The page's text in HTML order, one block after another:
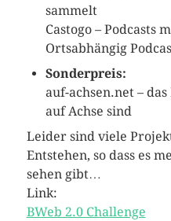
sammelt
Castogo – Podcasts
Ortsabhängig
Sonderpreis:
auf-achsen.net –
auf Achse sind
Leider sind viele
Entstehen, so dass es
sehen gibt…
Link:
BWeb 2.0 Challenge